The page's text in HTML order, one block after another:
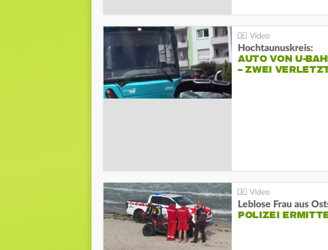
Hochtaunuskreis:
AUTO VON U-
– ZWEI
Leblose Frau aus
POLIZEI